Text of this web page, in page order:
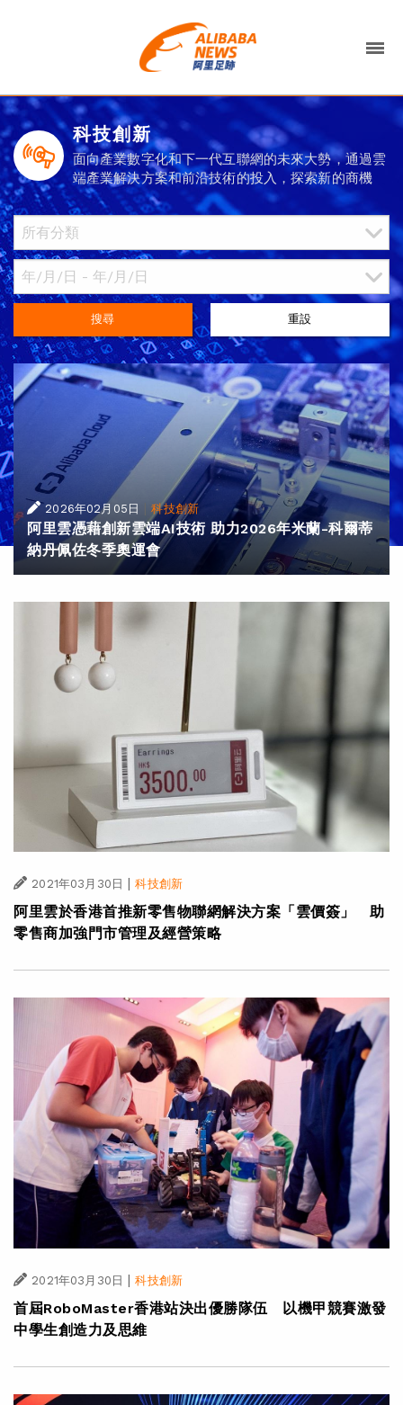
科技創新
面向產業數字化和下一代互聯網的未來大勢，通過雲
端產業解決方案和前沿技術的投入，探索新的商機
搜尋 重設
2026年02月05日 |科技創新
阿里雲憑藉創新雲端AI技術 助力2026年米蘭-科爾蒂
納丹佩佐冬季奧運會
2021年03月30日 | 科技創新
阿里雲於香港首推新零售物聯網解決方案「雲價簽」 助
零售商加強門市管理及經營策略
2021年03月30日 | 科技創新
首屆RoboMaster香港站決出優勝隊伍 以機甲競賽激發
中學生創造力及思維